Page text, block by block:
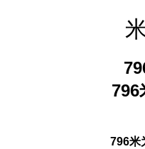
796
796米